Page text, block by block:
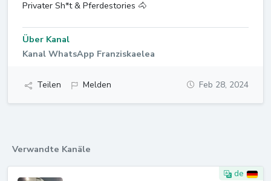
Privater Sh*t & Pferdestories 🐴
Über Kanal
Kanal WhatsApp Franziskaelea
Teilen Melden Feb 28, 2024
Verwandte Kanäle
de